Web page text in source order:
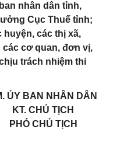
nhân dân tỉnh,
Cục Thuế tỉnh;
huyện, các thị xã,
cơ quan, đơn vị,
trách nhiệm thi
ỦY BAN NHÂN DÂN
KT. CHỦ TỊCH
PHÓ CHỦ TỊCH